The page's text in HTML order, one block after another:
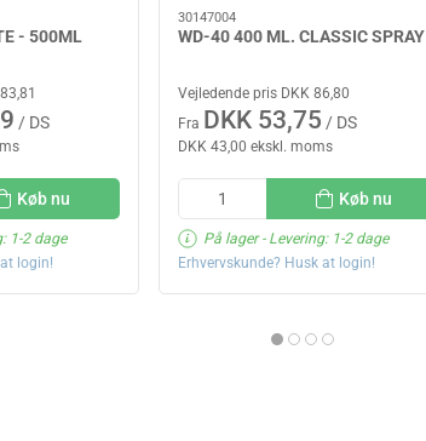
- 500ML
/ DS
Køb nu
1-2 dage
login!
30147004
WD-40 400 ML. CLASSIC SPRAY
Vejledende pris DKK 86,80
Fra DKK 53,75 / DS
DKK 43,00 ekskl. moms
Køb nu
På lager- Levering: 1-2 dage
Erhvervskunde? Husk at login!